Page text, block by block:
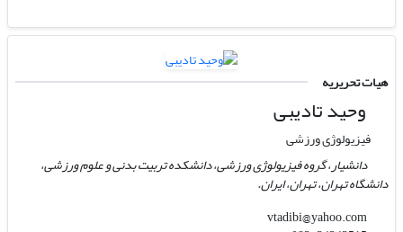
هیات تحریریه
وحید تادیبی
فیزیولوژی ورزشی
دانشیار، گروه فیزیولوژی ورزشی، دانشکده تربیت بدنی و علوم ورزشی،
دانشگاه تهران، تهران، ایران.
vtadibi@yahoo.com